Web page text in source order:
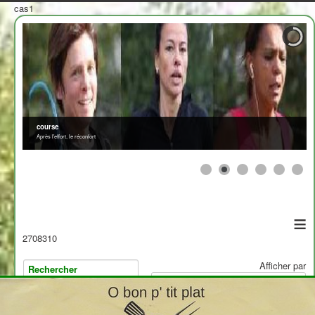
cas1
course
Après l'effort, le réconfort
≡
2708310
Afficher par
>
<